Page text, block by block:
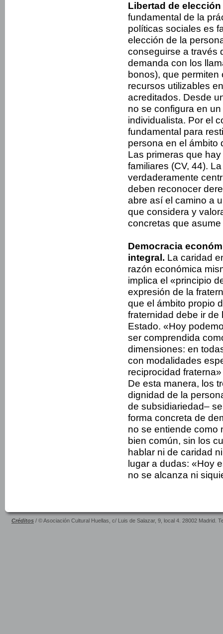
Libertad de
fundamental de la
políticas sociales es
elección de la
conseguirse a través
demanda con los
bonos), que
recursos utilizables
acreditados. Desde
no se configura en
individualista. Por el
fundamental para
persona en el ámbito
Las primeras que
familiares (CV, 44).
verdaderamente
deben reconocer
abre así el camino a
que considera y
concretas que
Democracia
integral. La caridad
razón económica
implica el «principio
expresión de la
que el ámbito propio
fraternidad debe ir
Estado. «Hoy
ser comprendida
dimensiones: en
con modalidades
reciprocidad fraterna»
De esta manera, los
dignidad de la
de subsidiariedad–
forma concreta de
no se entiende como
bien común, sin los
hablar ni de caridad
lugar a dudas: «Hoy
no se alcanza ni
Créditos / © Asociación Cultural Huellas, c/ Luis de Salazar, 9, local 4. 28002 Madrid.